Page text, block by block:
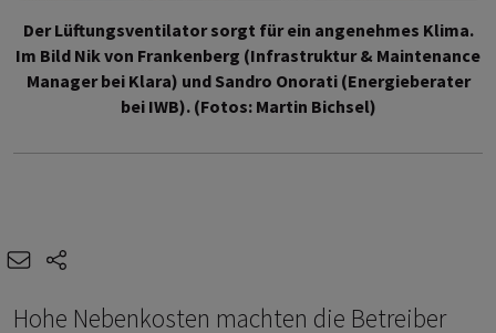
Der Lüftungsventilator sorgt für ein angenehmes Klima.
Im Bild Nik von Frankenberg (Infrastruktur & Maintenance
Manager bei Klara) und Sandro Onorati (Energieberater
bei IWB). (Fotos: Martin Bichsel)
e-mail
Hohe Nebenkosten machten die Betreiber